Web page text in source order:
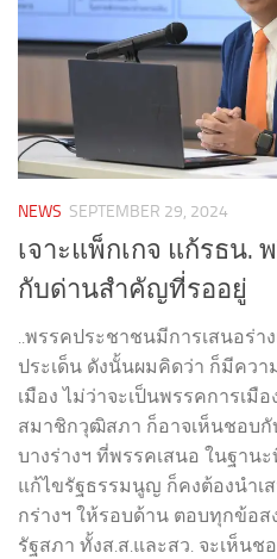
NEWS SEPTEMBER 29, 2024
เจาะแพ็กเกจ แก้รธน.
กับด่านสำคัญที่รออยู่
..พรรคประชาชนมีการเสนอร่
ประเด็น ดังนั้นผมคิดว่า ก็มีควา
เมือง ไม่ว่าจะเป็นพรรคการเมื
สมาชิกวุฒิสภา ก็อาจเห็นชอบกั
บางร่างฯ ที่พรรคเสนอ ในฐานะ
แก้ไขรัฐธรรมนูญ ก็คงต้องนำเ
กร่างฯ ให้รอบด้าน ตอบทุกข้อ
รัฐสภา ทั้งส.ส.และสว. จะเห็น